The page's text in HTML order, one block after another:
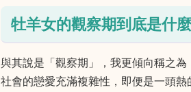
牡羊女的觀察期到底是什
與其說是「觀察期」，我更傾向稱之
社會的戀愛充滿複雜性，即便是一頭